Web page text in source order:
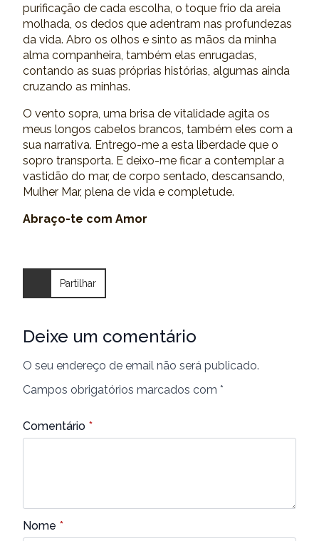
purificação de cada escolha, o toque frio da areia
molhada, os dedos que adentram nas profundezas
da vida. Abro os olhos e sinto as mãos da minha
alma companheira, também elas enrugadas,
contando as suas próprias histórias, algumas ainda
cruzando as minhas.
O vento sopra, uma brisa de vitalidade agita os
meus longos cabelos brancos, também eles com a
sua narrativa. Entrego-me a esta liberdade que o
sopro transporta. E deixo-me ficar a contemplar a
vastidão do mar, de corpo sentado, descansando,
Mulher Mar, plena de vida e completude.
Abraço-te com Amor
Partilhar
Deixe um comentário
O seu endereço de email não será publicado.
Campos obrigatórios marcados com *
Comentário *
Nome *